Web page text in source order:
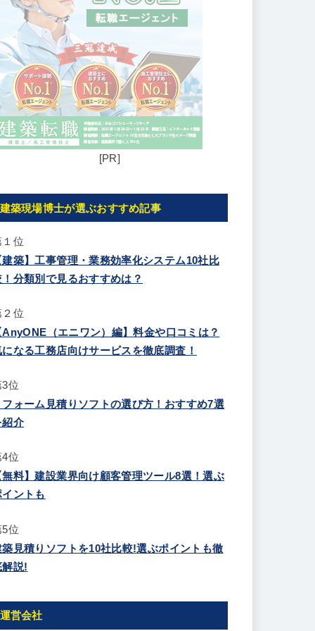
[PR]
建築現場博士が選ぶおすすめ記事
１位
建築】工事管理・業務効率化システム10社比
！分類別で見るおすすめは？
２位
AnyONE（エニワン）編】料金や口コミは？
になる工務店向けサービスを徹底調査！
3位
フォーム見積りソフトの選び方！おすすめ7選
紹介
4位
無料】建設業界向け顧客管理ツール8選！選ぶ
イントも
5位
築見積りソフトを10社比較!選ぶポイントも徹
解説!
運営会社